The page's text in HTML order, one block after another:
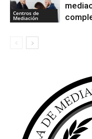
Centros de
Mediación